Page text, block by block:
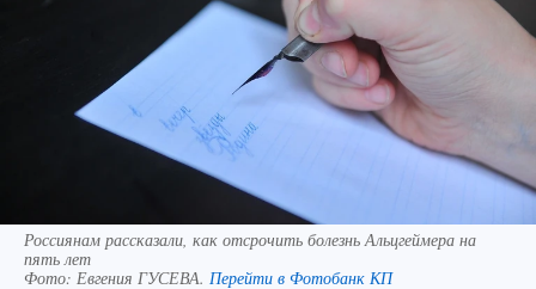
Россиянам рассказали, как отсрочить болезнь Альцгеймера на
пять лет
Фото: Евгения ГУСЕВА. Перейти в Фотобанк КП